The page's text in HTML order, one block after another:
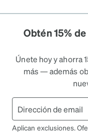
Obtén 15%
Únete hoy y ahorra
más — además
Aplican exclusiones.